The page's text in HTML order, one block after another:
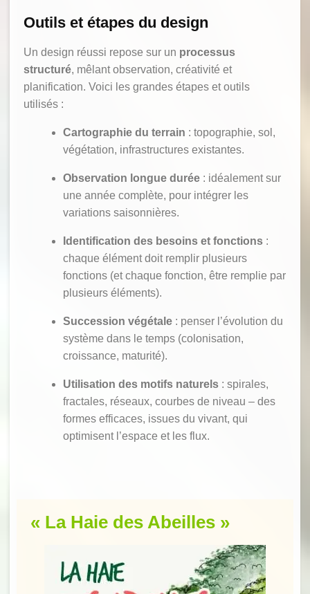
Outils et étapes du design
Un design réussi repose sur un processus
structuré, mêlant observation, créativité et
planification. Voici les grandes étapes et outils
utilisés :
Cartographie du terrain : topographie, sol,
végétation, infrastructures existantes.
Observation longue durée: idéalement sur
une année complète, pour intégrer les
variations saisonnières.
Identification des besoins et fonctions:
chaque élément doit remplir plusieurs
fonctions (et chaque fonction, être remplie par
plusieurs éléments).
Succession végétale: penser l’évolution du
système dans le temps (colonisation,
croissance, maturité).
Utilisation des motifs naturels: spirales,
fractales, réseaux, courbes de niveau – des
formes efficaces, issues du vivant, qui
optimisent l’espace et les flux.
« La Haie des Abeilles »